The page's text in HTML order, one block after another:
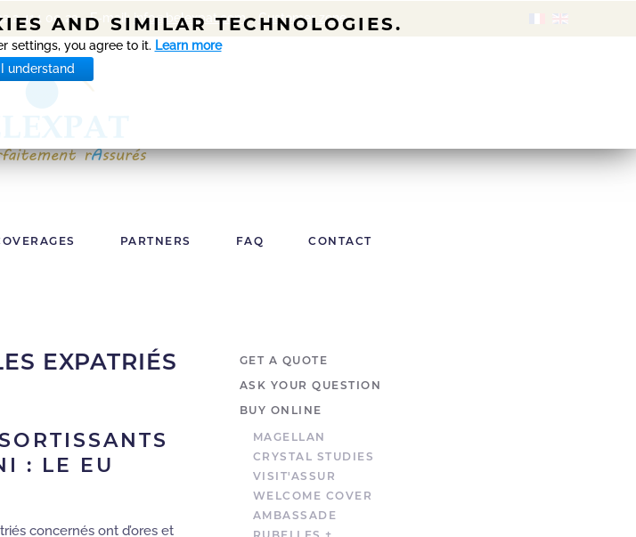
2 414 00 22 - E-mail: info@belexpat.com- Customer zone
PARTNERS FAQ CONTACT
EXPATRIÉS
: LE EU
concernés ont d’ores et
GET A QUOTE
ASK YOUR QUESTION
BUY ONLINE
MAGELLAN
CRYSTAL STUDIES
VISIT'ASSUR
WELCOME COVER
AMBASSADE
AND SIMILAR TECHNOLOGIES.
settings, you agree to it. Learn more
I understand